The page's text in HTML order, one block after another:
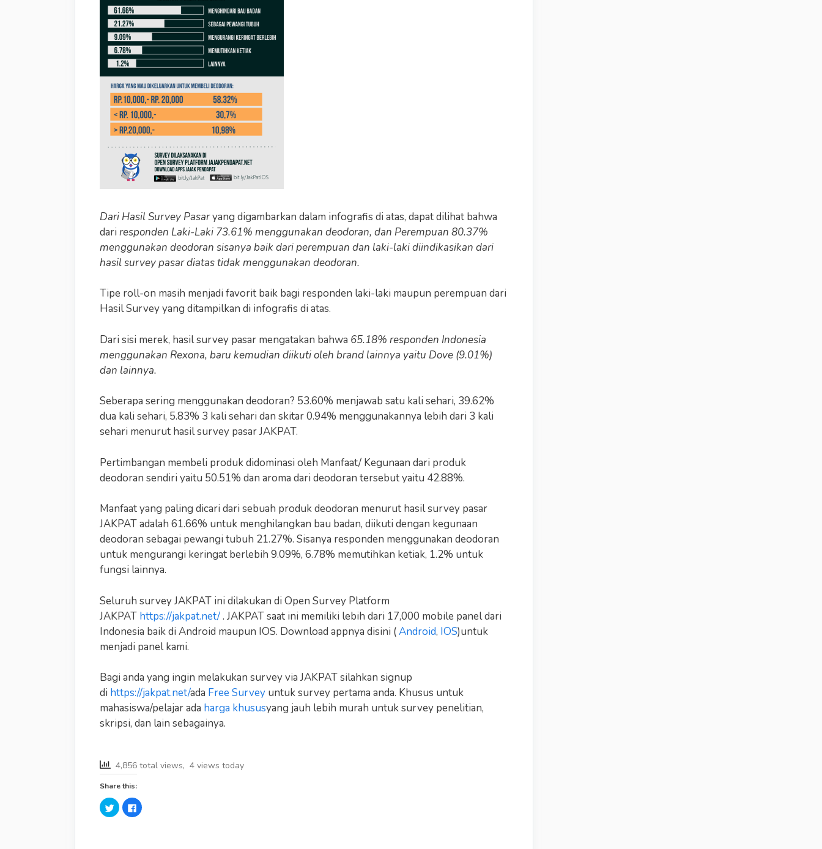
Dari Hasil Survey Pasaryang digambarkan dalam infografis di atas, dapat dilihat bahwa
dari responden Laki-Laki 73.61% menggunakan deodoran, dan Perempuan 80.37%
menggunakan deodoran sisanya baik dari perempuan dan laki-laki diindikasikan dari
hasil survey pasar diatas tidak menggunakan deodoran.
Tipe roll-on masih menjadi favorit baik bagi responden laki-laki maupun perempuan dari
Hasil Survey yang ditampilkan di infografis di atas.
Dari sisi merek, hasil survey pasar mengatakan bahwa 65.18% responden Indonesia
menggunakan Rexona, baru kemudian diikuti oleh brand lainnya yaitu Dove (9.01%)
dan lainnya.
Seberapa sering menggunakan deodoran? 53.60% menjawab satu kali sehari, 39.62%
dua kali sehari, 5.83% 3 kali sehari dan skitar 0.94% menggunakannya lebih dari 3 kali
sehari menurut hasil survey pasar JAKPAT.
Pertimbangan membeli produk didominasi oleh Manfaat/ Kegunaan dari produk
deodoran sendiri yaitu 50.51% dan aroma dari deodoran tersebut yaitu 42.88%.
Manfaat yang paling dicari dari sebuah produk deodoran menurut hasil survey pasar
JAKPAT adalah 61.66% untuk menghilangkan bau badan, diikuti dengan kegunaan
deodoran sebagai pewangi tubuh 21.27%. Sisanya responden menggunakan deodoran
untuk mengurangi keringat berlebih 9.09%, 6.78% memutihkan ketiak, 1.2% untuk
fungsi lainnya.
Seluruh survey JAKPAT ini dilakukan di Open Survey Platform
JAKPAT https://jakpat.net/. JAKPAT saat ini memiliki lebih dari 17,000 mobile panel dari
Indonesia baik di Android maupun IOS. Download appnya disini (Android, IOS)untuk
menjadi panel kami.
Bagi anda yang ingin melakukan survey via JAKPAT silahkan signup
di https://jakpat.net/ada Free Survey untuk survey pertama anda. Khusus untuk
mahasiswa/pelajar ada harga khususyang jauh lebih murah untuk survey penelitian,
skripsi, dan lain sebagainya.
4,856 total views, 4 views today
Share this:
C
l
C
l